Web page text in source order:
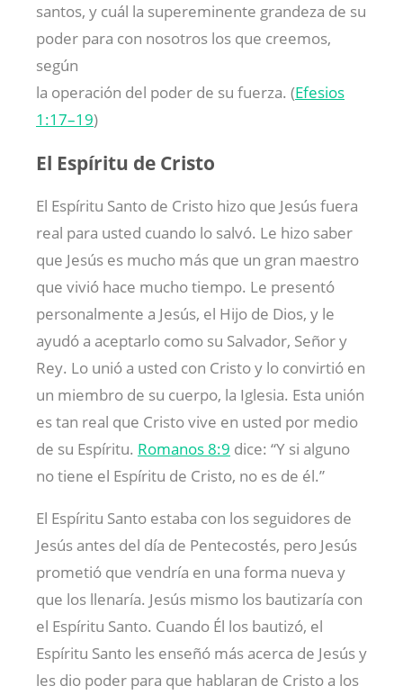
santos, y cuál la supereminente grandeza de su
poder para con nosotros los que creemos,
según
la operación del poder de su fuerza. (Efesios
1:17–19)
El Espíritu de Cristo
El Espíritu Santo de Cristo hizo que Jesús fuera
real para usted cuando lo salvó. Le hizo saber
que Jesús es mucho más que un gran maestro
que vivió hace mucho tiempo. Le presentó
personalmente a Jesús, el Hijo de Dios, y le
ayudó a aceptarlo como su Salvador, Señor y
Rey. Lo unió a usted con Cristo y lo convirtió en
un miembro de su cuerpo, la Iglesia. Esta unión
es tan real que Cristo vive en usted por medio
de su Espíritu. Romanos 8:9 dice: “Y si alguno
no tiene el Espíritu de Cristo, no es de él.”
El Espíritu Santo estaba con los seguidores de
Jesús antes del día de Pentecostés, pero Jesús
prometió que vendría en una forma nueva y
que los llenaría. Jesús mismo los bautizaría con
el Espíritu Santo. Cuando Él los bautizó, el
Espíritu Santo les enseñó más acerca de Jesús y
les dio poder para que hablaran de Cristo a los